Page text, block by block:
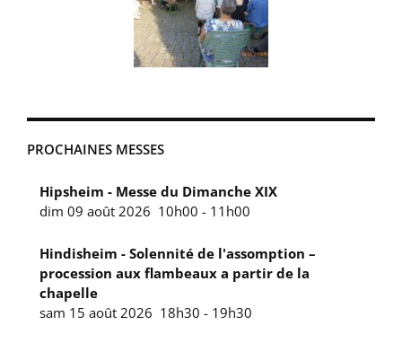
PROCHAINES MESSES
Hipsheim - Messe du Dimanche XIX
dim 09 août 2026 10h00 - 11h00
Hindisheim - Solennité de l'assomption –
procession aux flambeaux a partir de la
chapelle
sam 15 août 2026 18h30 - 19h30